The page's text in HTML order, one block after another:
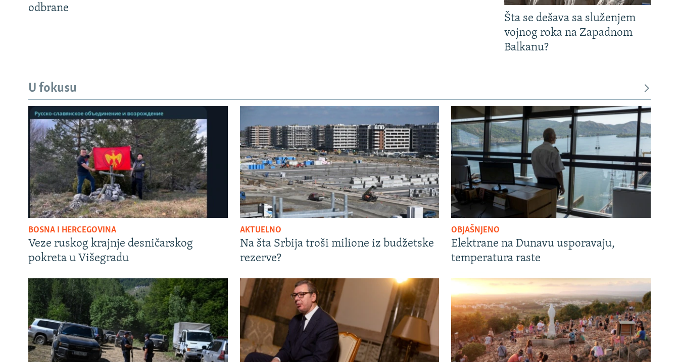
odbrane
Šta se dešava sa služenjem
vojnog roka na Zapadnom
Balkanu?
U fokusu
BOSNA I HERCEGOVINA
Veze ruskog krajnje desničarskog
pokreta u Višegradu
AKTUELNO
Na šta Srbija troši milione iz budžetske
rezerve?
OBJAŠNJENO
Elektrane na Dunavu usporavaju,
temperatura raste